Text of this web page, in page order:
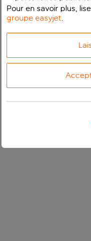
Pour en savoir plus,
groupe easyjet.